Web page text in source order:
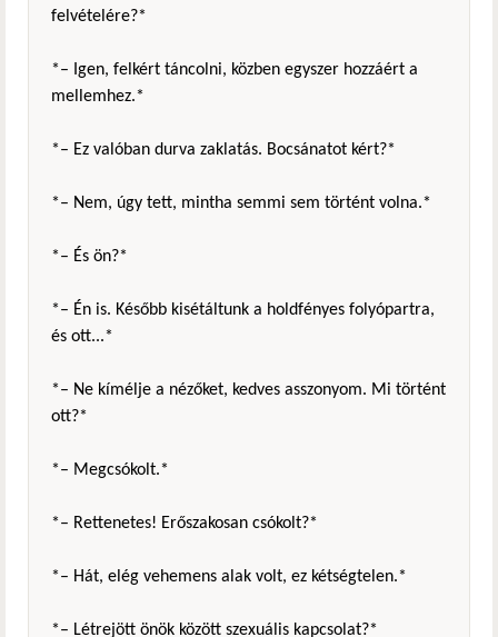
felvételére?*
*– Igen, felkért táncolni, közben egyszer hozzáért a
mellemhez.*
*– Ez valóban durva zaklatás. Bocsánatot kért?*
*– Nem, úgy tett, mintha semmi sem történt volna.*
*– És ön?*
*– Én is. Később kisétáltunk a holdfényes folyópartra,
és ott...*
*– Ne kímélje a nézőket, kedves asszonyom. Mi történt
ott?*
*– Megcsókolt.*
*– Rettenetes! Erőszakosan csókolt?*
*– Hát, elég vehemens alak volt, ez kétségtelen.*
*– Létrejött önök között szexuális kapcsolat?*